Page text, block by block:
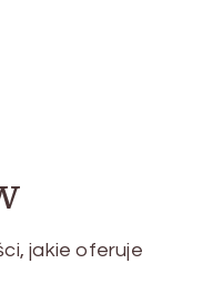
jakie oferuje